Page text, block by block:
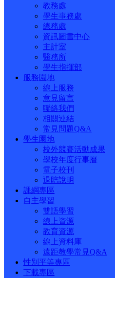
教務處
學生事務處
總務處
資訊圖書中心
主計室
醫務所
學生指揮部
服務園地
線上服務
意見留言
聯絡我們
相關連結
常見問題Q&A
學生園地
校外競賽活動成果
學校年度行事曆
電子校刊
退賠說明
課綱專區
自主學習
雙語學習
線上資源
教育資源
線上資料庫
遠距教學常見Q&A
性別平等專區
下載專區